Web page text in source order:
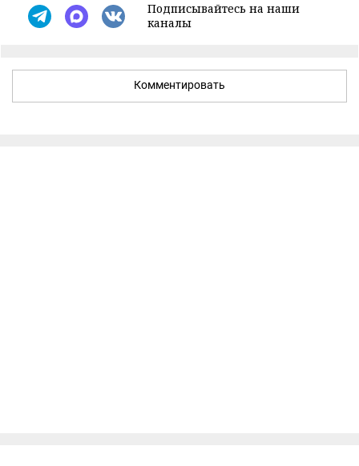
Подписывайтесь на наши
каналы
Комментировать